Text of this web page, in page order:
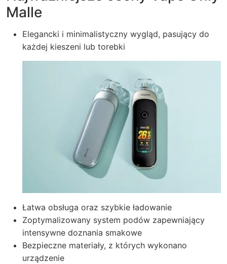
Malle
Elegancki i minimalistyczny wygląd, pasujący do
każdej kieszeni lub torebki
Łatwa obsługa oraz szybkie ładowanie
Zoptymalizowany system podów zapewniający
intensywne doznania smakowe
Bezpieczne materiały, z których wykonano
urządzenie